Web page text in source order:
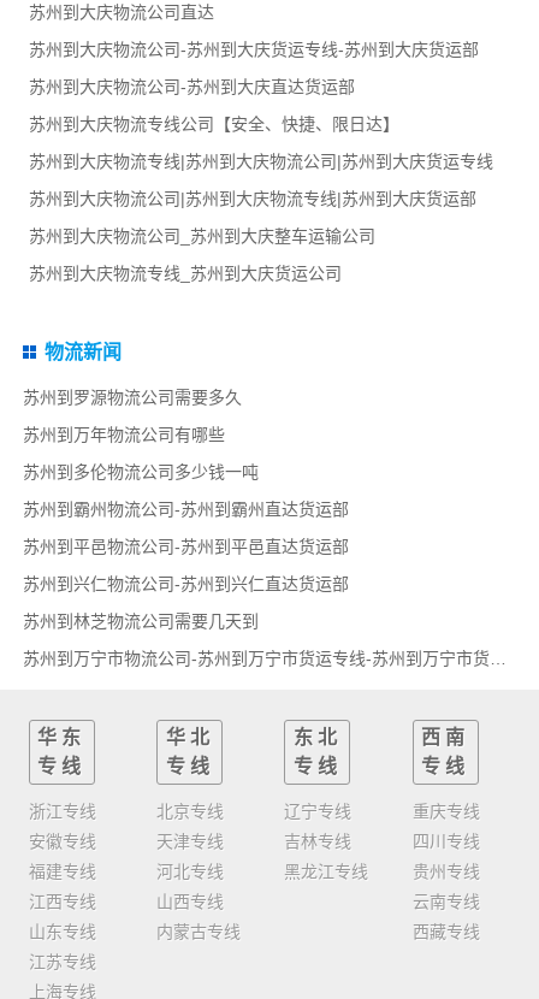
苏州到大庆物流公司直达
苏州到大庆物流公司-苏州到大庆货运专线-苏州到大庆货运部
苏州到大庆物流公司-苏州到大庆直达货运部
苏州到大庆物流专线公司【安全、快捷、限日达】
苏州到大庆物流专线|苏州到大庆物流公司|苏州到大庆货运专线
苏州到大庆物流公司|苏州到大庆物流专线|苏州到大庆货运部
苏州到大庆物流公司_苏州到大庆整车运输公司
苏州到大庆物流专线_苏州到大庆货运公司
物流新闻
苏州到罗源物流公司需要多久
苏州到万年物流公司有哪些
苏州到多伦物流公司多少钱一吨
苏州到霸州物流公司-苏州到霸州直达货运部
苏州到平邑物流公司-苏州到平邑直达货运部
苏州到兴仁物流公司-苏州到兴仁直达货运部
苏州到林芝物流公司需要几天到
苏州到万宁市物流公司-苏州到万宁市货运专线-苏州到万宁市货运部
华东
专线
浙江专线
安徽专线
福建专线
江西专线
山东专线
江苏专线
上海专线
华北
专线
北京专线
天津专线
河北专线
山西专线
内蒙古专线
东北
专线
辽宁专线
吉林专线
黑龙江专线
西南
专线
重庆专线
四川专线
贵州专线
云南专线
西藏专线